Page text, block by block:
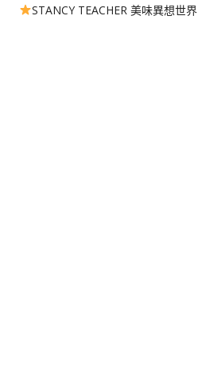
STANCY TEACHER 美味異想世界